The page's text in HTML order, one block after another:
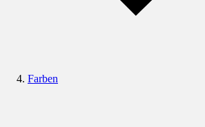
Farben